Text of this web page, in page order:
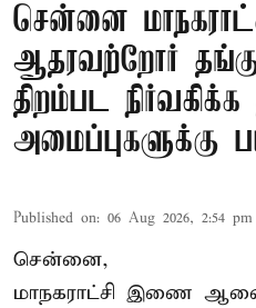
சென்னை
ஆதரவற்றோர்
திறம்பட
அமைப்புகளுக்கு
Published on: 06 Aug 2026, 2:54 pm
சென்னை,
மாநகராட்சி இணை